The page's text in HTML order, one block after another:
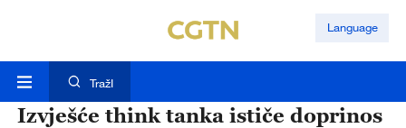
Language
TražI
Izvješće think tanka ističe doprinos